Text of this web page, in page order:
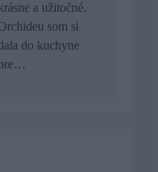
a užitočné.
som si
do kuchyne